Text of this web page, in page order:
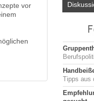
vor
Tipps